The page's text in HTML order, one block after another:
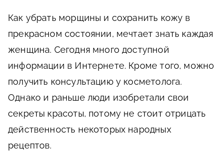
Как убрать морщины и сохранить кожу в
прекрасном состоянии, мечтает знать каждая
женщина. Сегодня много доступной
информации в Интернете. Кроме того, можно
получить консультацию у косметолога.
Однако и раньше люди изобретали свои
секреты красоты, потому не стоит отрицать
действенность некоторых народных
рецептов.